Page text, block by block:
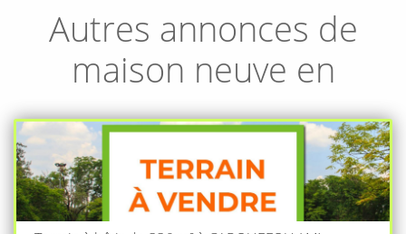
Autres annonces de
maison neuve en